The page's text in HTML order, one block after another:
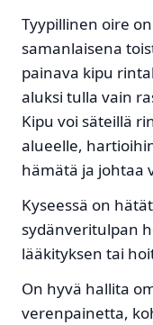
Tyypillinen oire
samanlaisena
painava kipu
aluksi tulla vain
Kipu voi säteillä
alueelle,
hämätä ja johtaa
Kyseessä on
sydänveritulpan
lääkityksen tai
On hyvä hallita
verenpainetta,